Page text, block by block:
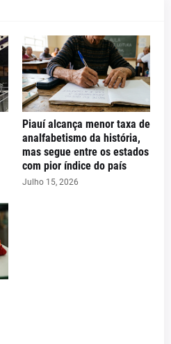
Piauí alcança menor taxa de
analfabetismo da história,
mas segue entre os estados
com pior índice do país
Julho 15, 2026